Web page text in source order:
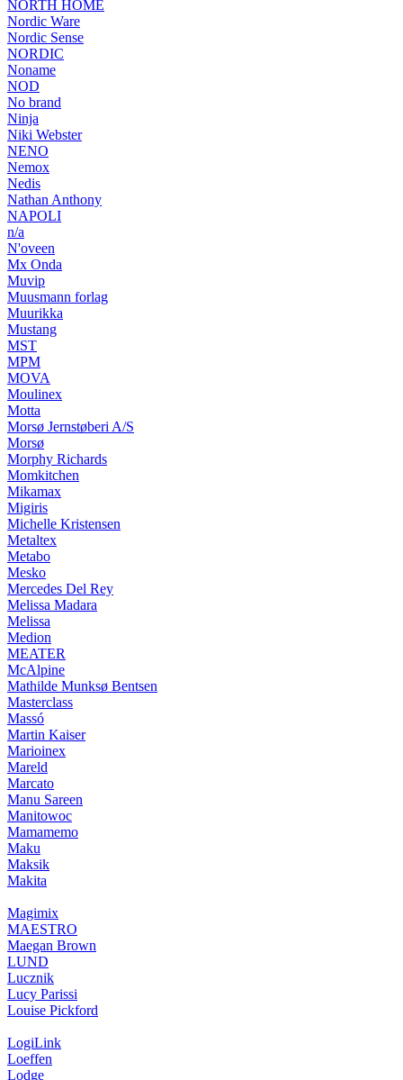
NORTH HOME
Nordic Ware
Nordic Sense
NORDIC
Noname
NOD
No brand
Ninja
Niki Webster
NENO
Nemox
Nedis
Nathan Anthony
NAPOLI
n/a
N'oveen
Mx Onda
Muvip
Muusmann forlag
Muurikka
Mustang
MST
MPM
MOVA
Moulinex
Motta
Morsø Jernstøberi A/S
Morsø
Morphy Richards
Momkitchen
Mikamax
Migiris
Michelle Kristensen
Metaltex
Metabo
Mesko
Mercedes Del Rey
Melissa Madara
Melissa
Medion
MEATER
McAlpine
Mathilde Munksø Bentsen
Masterclass
Massó
Martin Kaiser
Marioinex
Mareld
Marcato
Manu Sareen
Manitowoc
Mamamemo
Maku
Maksik
Makita
Magimix
MAESTRO
Maegan Brown
LUND
Lucznik
Lucy Parissi
Louise Pickford
LogiLink
Loeffen
Lodge